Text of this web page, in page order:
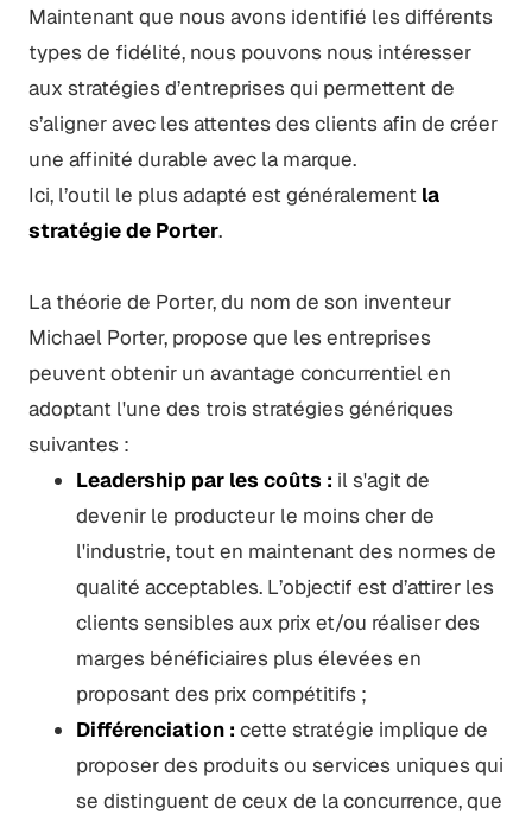
Maintenant que nous avons identifié les différents
types de fidélité, nous pouvons nous intéresser
aux stratégies d’entreprises qui permettent de
s’aligner avec les attentes des clients afin de créer
une affinité durable avec la marque.
Ici, l’outil le plus adapté est généralement la
stratégie de Porter.
La théorie de Porter, du nom de son inventeur
Michael Porter, propose que les entreprises
peuvent obtenir un avantage concurrentiel en
adoptant l'une des trois stratégies génériques
suivantes :
Leadership par les coûts : il s'agit de
devenir le producteur le moins cher de
l'industrie, tout en maintenant des normes de
qualité acceptables. L’objectif est d’attirer les
clients sensibles aux prix et/ou réaliser des
marges bénéficiaires plus élevées en
proposant des prix compétitifs ;
Différenciation : cette stratégie implique de
proposer des produits ou services uniques qui
se distinguent de ceux de la concurrence, que